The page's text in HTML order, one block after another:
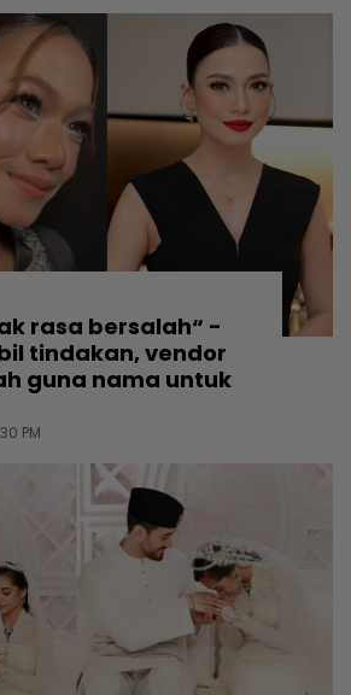
rasa bersalah“ -
tindakan, vendor
guna nama untuk
PM